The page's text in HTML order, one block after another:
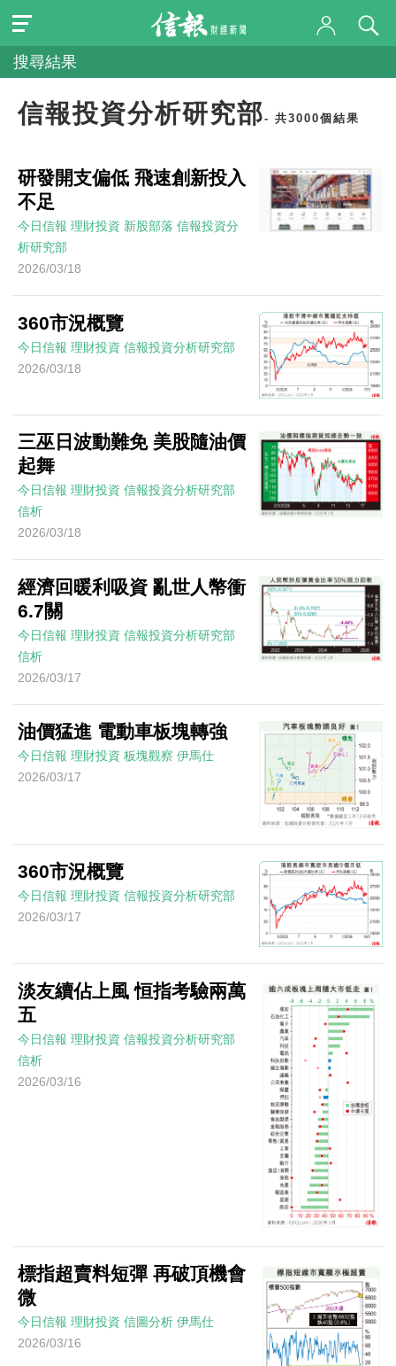
搜尋結果
信報投資分析研究部- 共3000個結果
研發開支偏低 飛速創新投入
不足
今日信報 理財投資 新股部落 信報投資分
析研究部
2026/03/18
360市況概覽
今日信報 理財投資 信報投資分析研究部
2026/03/18
三巫日波動難免 美股隨油價
起舞
今日信報 理財投資 信報投資分析研究部
信析
2026/03/18
經濟回暖利吸資 亂世人幣衝
6.7關
今日信報 理財投資 信報投資分析研究部
信析
2026/03/17
油價猛進 電動車板塊轉強
今日信報 理財投資 板塊觀察 伊馬仕
2026/03/17
360市況概覽
今日信報 理財投資 信報投資分析研究部
2026/03/17
淡友續佔上風 恒指考驗兩萬
五
今日信報 理財投資 信報投資分析研究部
信析
2026/03/16
標指超賣料短彈 再破頂機會
微
今日信報 理財投資 信圖分析 伊馬仕
2026/03/16